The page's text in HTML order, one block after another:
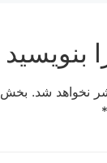
بنویسید
نخواهد شد.
*